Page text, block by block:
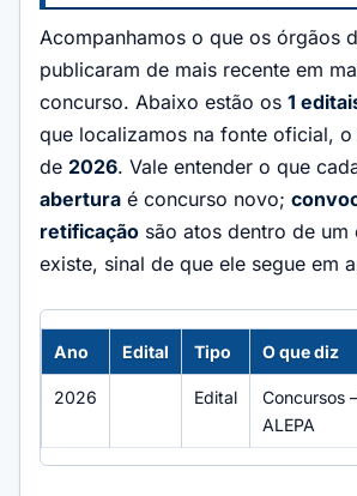
Acompanhamos o que os órgãos
publicaram de mais recente em
concurso. Abaixo estão os 1
que localizamos na fonte oficial, o
de 2026. Vale entender o que
abertura é concurso novo;
retificação são atos dentro de um
existe, sinal de que ele segue em
Ano Edital Tipo O que diz
2026 Edital
Concursos
ALEPA